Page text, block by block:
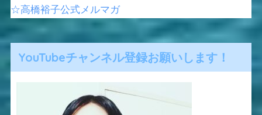
☆高橋裕子公式メルマガ
YouTubeチャンネル登録お願いします！